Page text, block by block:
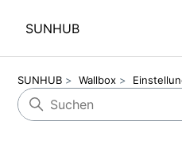
SUNHUB
SUNHUB Wallbox